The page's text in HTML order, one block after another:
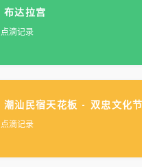
布达拉宫
点滴记录
潮汕民宿天花板 - 双忠文化节
点滴记录